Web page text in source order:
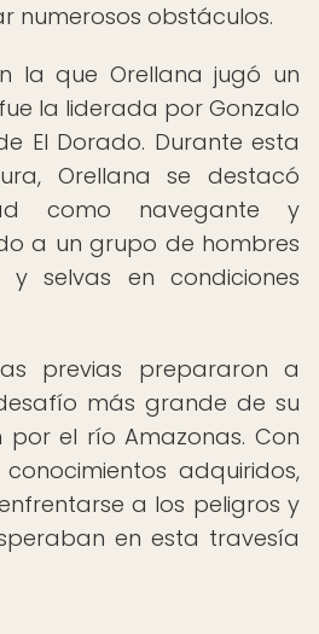
numerosos obstáculos.
la que Orellana jugó un
la liderada por Gonzalo
El Dorado. Durante esta
Orellana se destacó
como navegante y
a un grupo de hombres
selvas en condiciones
previas prepararon a
más grande de su
por el río Amazonas. Con
adquiridos,
a los peligros y
en esta travesía